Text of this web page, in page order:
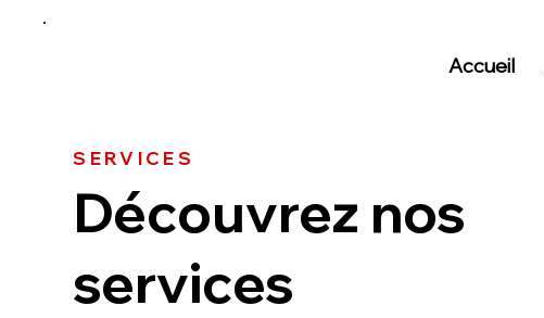
Accueil
SERVICES
Découvrez nos
services